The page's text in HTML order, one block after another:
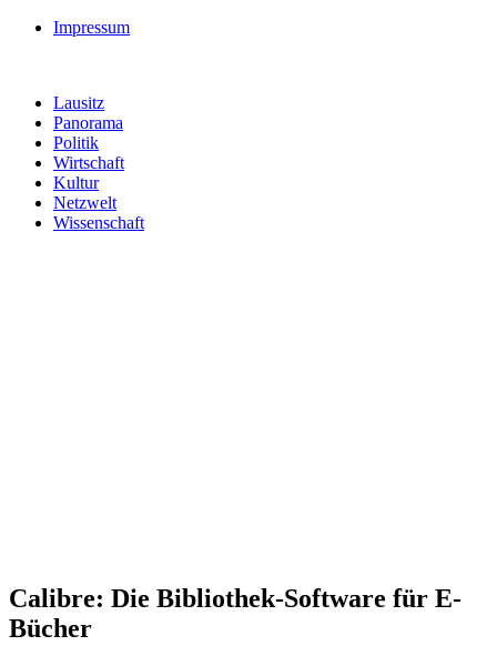
Impressum
Lausitz
Panorama
Politik
Wirtschaft
Kultur
Netzwelt
Wissenschaft
Calibre: Die Bibliothek-Software für E-
Bücher